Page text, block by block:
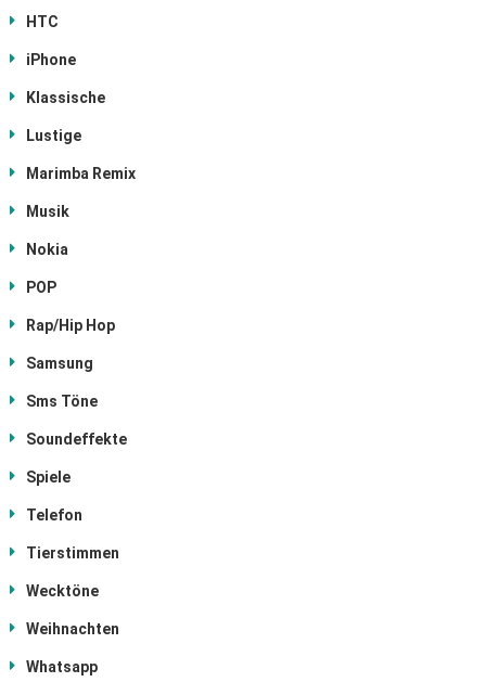
HTC
iPhone
Klassische
Lustige
Marimba Remix
Musik
Nokia
POP
Rap/Hip Hop
Samsung
Sms Töne
Soundeffekte
Spiele
Telefon
Tierstimmen
Wecktöne
Weihnachten
Whatsapp